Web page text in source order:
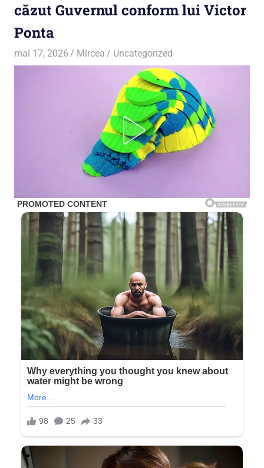
căzut Guvernul conform lui Victor
Ponta
mai 17, 2026 Mircea Uncategorized